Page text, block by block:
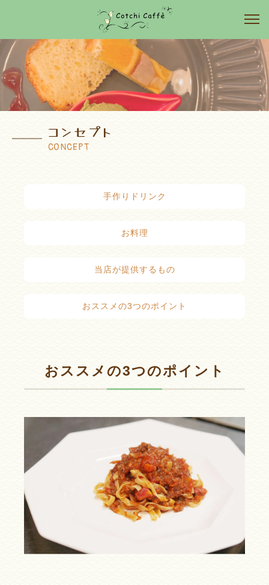
コンセプト
CONCEPT
手作りドリンク
お料理
当店が提供するもの
おススメの3つのポイント
おススメの3つのポイント